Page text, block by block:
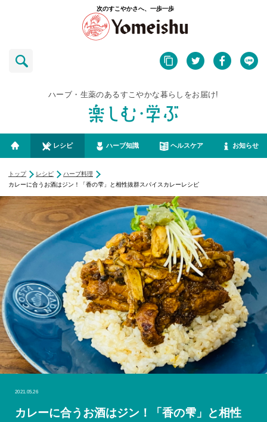
次のすこやかさへ、一歩一歩
ハーブ・生薬のあるすこやかな暮らしをお届け!
レシピ ハーブ知識 ヘルスケア お知らせ
トップ レシピ
ハーブ料理
カレーに合うお酒はジン！「香の雫」と相性抜群スパイスカレーレシピ
2021.05.26
カレーに合うお酒はジン！「香の雫」と相性